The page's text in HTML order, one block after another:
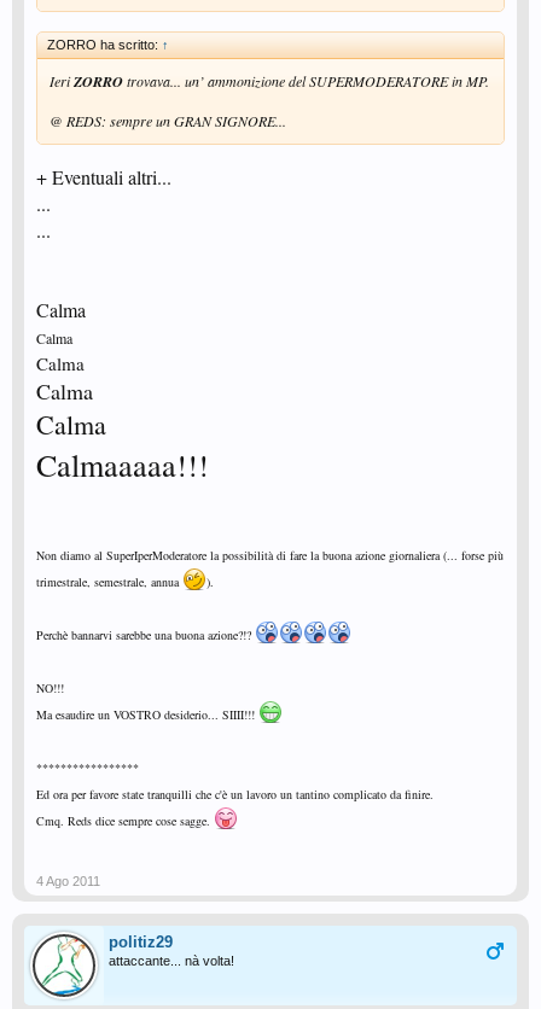
ZORRO ha scritto: ↑
IeriZORROtrovava... un’ ammonizione del SUPERMODERATORE in MP.
@ REDS: sempre un GRAN SIGNORE...
+ Eventuali altri...
...
...
Calma
Calma
Calma
Calma
Calma
Calmaaaaa!!!
Non diamo al SuperIperModeratore la possibilità di fare la buona azione giornaliera (... forse più
trimestrale, semestrale, annua
).
Perchè bannarvi sarebbe una buona azione?!?
NO!!!
Ma esaudire un VOSTRO desiderio... SIIII!!!
*****************
Ed ora per favore state tranquilli che c'è un lavoro un tantino complicato da finire.
Cmq. Reds dice sempre cose sagge.
4 Ago 2011
politiz29
attaccante... nà volta!